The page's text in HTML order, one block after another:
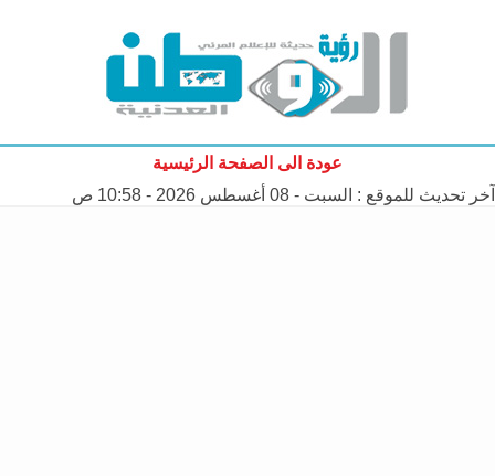
عودة الى الصفحة الرئيسية
آخر تحديث للموقع : السبت - 08 أغسطس 2026 - 10:58 ص